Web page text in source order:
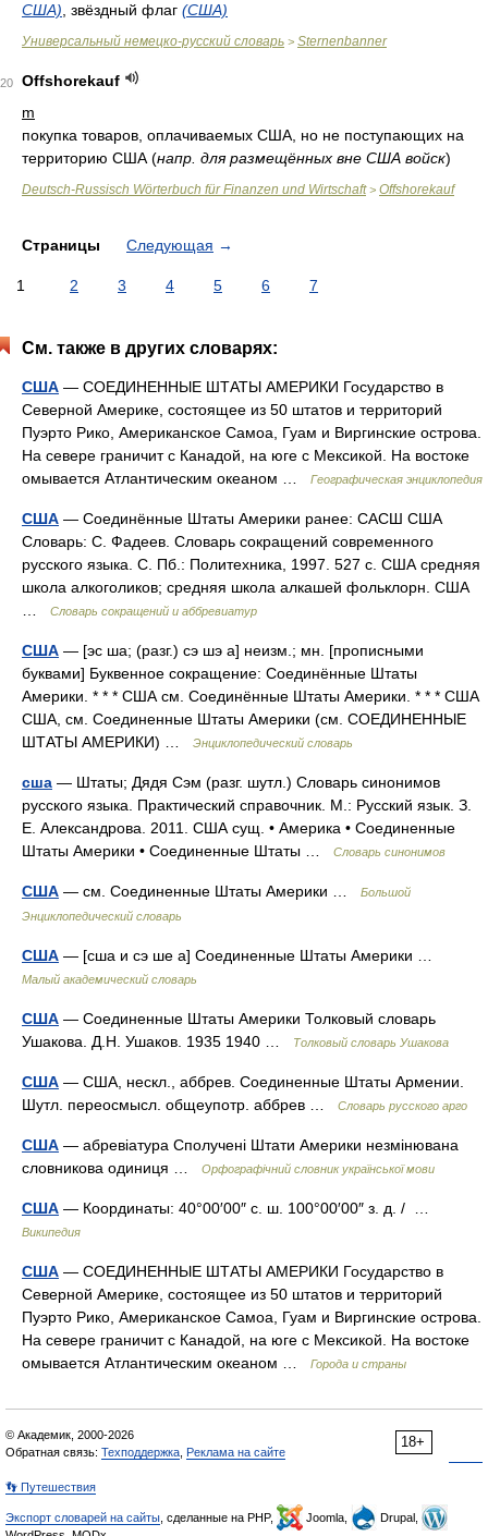
США) , звёздный флаг (США)
Универсальный немецко-русский словарь > Sternenbanner
20
Offshorekauf
m
покупка товаров, оплачиваемых США, но не поступающих на
территорию США (напр. для размещённых вне США войск)
Deutsch-Russisch Wörterbuch für Finanzen und Wirtschaft> Offshorekauf
Страницы Следующая →
1 2 3 4 5 6 7
См. также в других словарях:
США — СОЕДИНЕННЫЕ ШТАТЫ АМЕРИКИ Государство в
Северной Америке, состоящее из 50 штатов и территорий
Пуэрто Рико, Американское Самоа, Гуам и Виргинские острова.
На севере граничит с Канадой, на юге с Мексикой. На востоке
омывается Атлантическим океаном …
Географическая энциклопедия
США — Соединённые Штаты Америки ранее: САСШ США
Словарь: С. Фадеев. Словарь сокращений современного
русского языка. С. Пб.: Политехника, 1997. 527 с. США средняя
школа алкоголиков; средняя школа алкашей фольклорн. США
Словарь сокращений и аббревиатур
США — [эс ша; (разг.) сэ шэ а] неизм.; мн. [прописными
буквами] Буквенное сокращение: Соединённые Штаты
Америки. * * * США см. Соединённые Штаты Америки. * * * США
США, см. Соединенные Штаты Америки (см. СОЕДИНЕННЫЕ
ШТАТЫ АМЕРИКИ) …
Энциклопедический словарь
сша — Штаты; Дядя Сэм (разг. шутл.) Словарь синонимов
русского языка. Практический справочник. М.: Русский язык. З.
Е. Александрова. 2011. США сущ. • Америка • Соединенные
Штаты Америки • Соединенные Штаты …
Словарь синонимов
США — см. Соединенные Штаты Америки …
Большой
Энциклопедический словарь
США — [сша и сэ ше а] Соединенные Штаты Америки …
Малый академический словарь
США — Соединенные Штаты Америки Толковый словарь
Ушакова. Д.Н. Ушаков. 1935 1940 …
Толковый словарь Ушакова
США — США, нескл., аббрев. Соединенные Штаты Армении.
Шутл. переосмысл. общеупотр. аббрев …
Словарь русского арго
США — абревіатура Сполучені Штати Америки незмінювана
словникова одиниця …
Орфографічний словник української мови
США — Координаты: 40°00′00″ с. ш. 100°00′00″ з. д. / …
Википедия
США — СОЕДИНЕННЫЕ ШТАТЫ АМЕРИКИ Государство в
Северной Америке, состоящее из 50 штатов и территорий
Пуэрто Рико, Американское Самоа, Гуам и Виргинские острова.
На севере граничит с Канадой, на юге с Мексикой. На востоке
омывается Атлантическим океаном …
Города и страны
18+
© Академик, 2000-2026
Обратная связь: Техподдержка Реклама на сайте
👣 Путешествия
Экспорт словарей на сайты , сделанные на PHP, Joomla,
Drupal,